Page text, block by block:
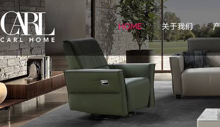
HOME 关于我们